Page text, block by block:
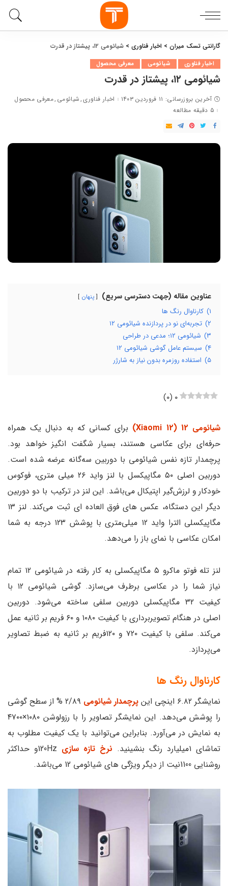
گارانتی تسک میران > اخبار فناوری > شیائومی ۱۲، پیشتاز در قدرت
اخبار فناوری شیائومی معرفی محصول
شیائومی ۱۲، پیشتاز در قدرت
آخرین بروزرسانی: ۱۱ فروردین ۱۴۰۳ اخبار فناوری شیائومی معرفی محصول
۵ دقیقه مطالعه
عناوین مقاله (جهت دسترسی سریع) پنهان
۱) کارناوال رنگ‌ ها
۲) تجربه‌ای نو در پردازنده شیائومی ۱۲
۳) شیائومی ۱۲؛ مدعی در طراحی
۴) سیستم عامل گوشی شیائومی ۱۲
۵)
استفاده روزمره بدون نیاز به شارژر
۰ (۰)
شیائومی 12 (Xiaomi 12)
برای کسانی که به دنبال یک همراه
حرفه‌ای برای عکاسی هستند، بسیار شگفت انگیز خواهد بود.
پرچمدار تازه نفس شیائومی با دوربین سه‌گانه عرضه شده است.
دوربین اصلی ۵۰ مگاپیکسل با لنز واید ۲۶ میلی ‌متری، فوکوس
خودکار و لرزش‌گیر اپتیکال می‌باشد. این لنز در ترکیب با دو دوربین
دیگر این دستگاه، عکس ‌های فوق ‌العاده ‌ای ثبت می‌کند. لنز ۱۳
مگاپیکسلی الترا واید ۱۲ میلی‌متری با پوشش ۱۲۳ درجه به شما
امکان عکاسی با نمای باز را می‌دهد.
لنز تله فوتو ماکرو ۵ مگاپیکسلی به کار رفته در شیائومی ۱۲ تمام
نیاز شما را در عکاسی برطرف می‌سازد. گوشی شیائومی ۱۲ با
کیفیت ۳۲ مگاپیکسلی دوربین سلفی ساخته می‌شود. دوربین
اصلی در هنگام تصویربرداری با کیفیت ۱۰۸۰ و ۶۰ فریم بر ثانیه عمل
می‌کند. سلفی با کیفیت ۷۲۰ و ۱۲۰فریم بر ثانیه به ضبط تصاویر
می‌پردازد.
کارناوال رنگ‌ ها
نمایشگر ۶.۸۲ اینچی این پرچمدار شیائومی
۲/۸۹ % از سطح گوشی
را پوشش می‌دهد. این نمایشگر تصاویر را با رزولوشن ۱۰۸۰×۴۷۰۰
به نمایش در می‌آورد. بنابراین می‌توانید با یک کیفیت مطلوب به
تماشای ۱میلیارد رنگ بنشینید.
نرخ تازه سازی
120Hzو حداکثر
روشنایی 1100نیت از دیگر ویژگی ‌های شیائومی 12 می‌باشد.